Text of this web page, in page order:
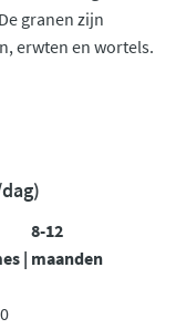
granen zijn
erwten en wortels.
8-12
| maanden